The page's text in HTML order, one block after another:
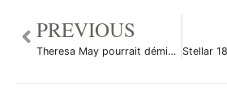
PREVIOUS
Theresa May pourrait démissionner en Juin, la Livre Sterling recule